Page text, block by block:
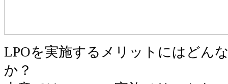
LPOを実施するメリットにはどん
か？